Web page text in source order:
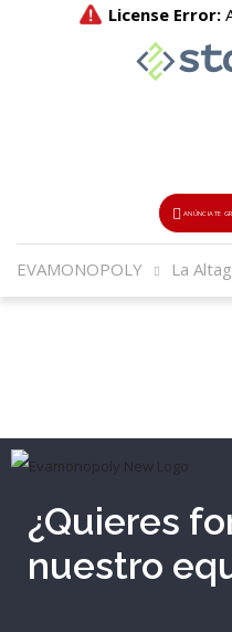
ANÚNCIATE
Usuario o Email
Recuérdame
EVAMONOPOLY La
¿Quieres
nuestro